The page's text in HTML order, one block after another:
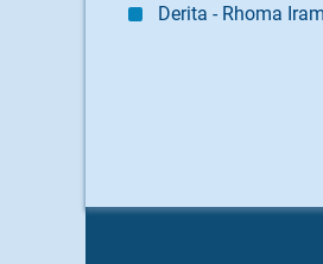
Derita - Rhoma